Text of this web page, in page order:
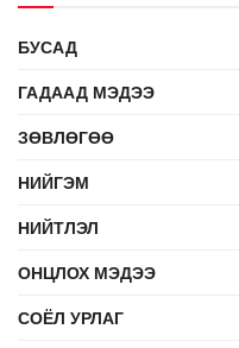
БУСАД
ГАДААД МЭДЭЭ
ЗӨВЛӨГӨӨ
НИЙГЭМ
НИЙТЛЭЛ
ОНЦЛОХ МЭДЭЭ
СОЁЛ УРЛАГ